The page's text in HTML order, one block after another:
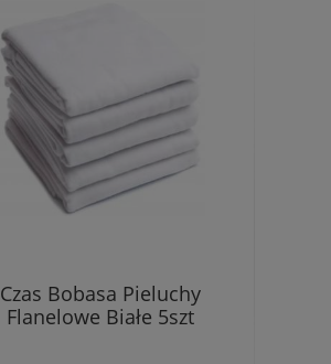
Czas Bobasa Pieluchy
Flanelowe Białe 5szt